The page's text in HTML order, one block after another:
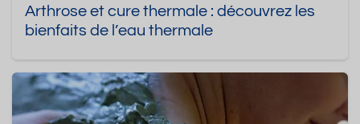
Arthrose et cure thermale : découvrez les
bienfaits de l’eau thermale